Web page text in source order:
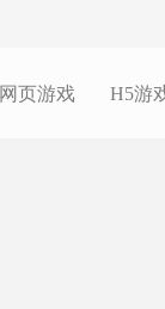
网页游戏 H5游